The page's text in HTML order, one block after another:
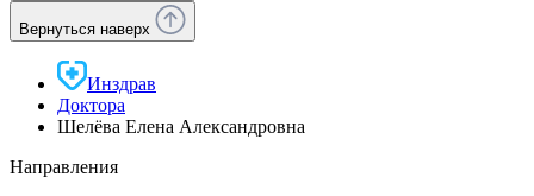
Вернуться наверх
Инздрав
Доктора
Шелёва Елена Александровна
Направления